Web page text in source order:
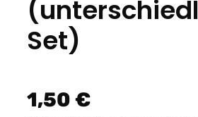
Set)
1,50 €